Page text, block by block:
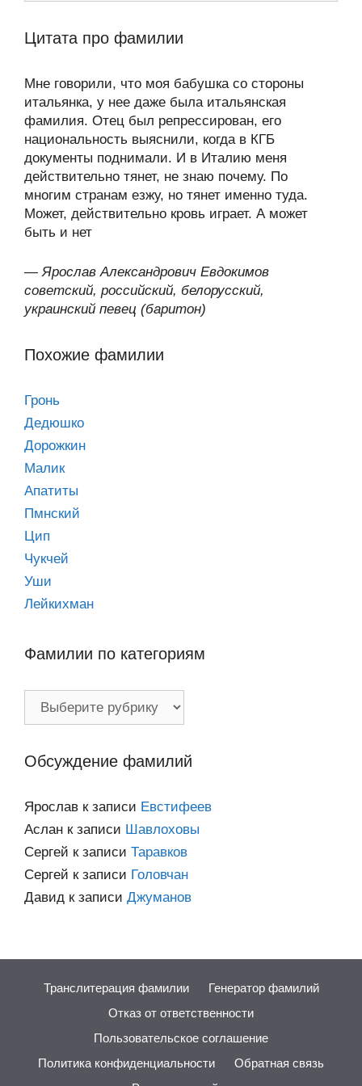
Цитата про фамилии
Мне говорили, что моя бабушка со стороны
итальянка, у нее даже была итальянская
фамилия. Отец был репрессирован, его
национальность выяснили, когда в КГБ
документы поднимали. И в Италию меня
действительно тянет, не знаю почему. По
многим странам езжу, но тянет именно туда.
Может, действительно кровь играет. А может
быть и нет
— Ярослав Александрович Евдокимов
советский, российский, белорусский,
украинский певец (баритон)
Похожие фамилии
Гронь
Дедюшко
Дорожкин
Малик
Апатиты
Пмнский
Цип
Чукчей
Уши
Лейкихман
Фамилии по категориям
Обсуждение фамилий
Ярослав к записи Евстифеев
Аслан к записи Шавлоховы
Сергей к записи Таравков
Сергей к записи Головчан
Давид к записи Джуманов
Транслитерация фамилии
Генератор фамилий
Отказ от ответственности
Пользовательское соглашение
Политика конфиденциальности
Обратная связь